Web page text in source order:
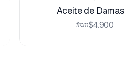
Aceite de
from$4.900